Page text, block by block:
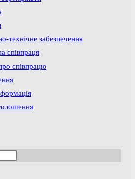
технічне забезпечення
співпраця
співпрацю